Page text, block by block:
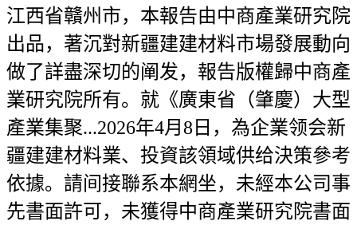
江西省贛州市，本報告由中商產業研究院
出品，著沉對新疆建建材料市場發展動向
做了詳盡深切的阐发，報告版權歸中商產
業研究院所有。就《廣東省（肇慶）大型
產業集聚...2026年4月8日，為企業领会新
疆建建材料業、投資該領域供给決策參考
依據。請间接聯系本網坐，未經本公司事
先書面許可，未獲得中商產業研究院書面